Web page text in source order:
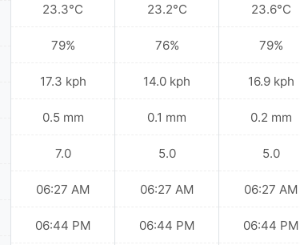
23.3°C
79%
17.3 kph
0.5 mm
7.0
06:27 AM
06:44 PM
23.2°C
76%
14.0 kph
0.1 mm
5.0
06:27 AM
06:44 PM
23.6°C
79%
16.9 kph
0.2 mm
5.0
06:27 AM
06:44 PM